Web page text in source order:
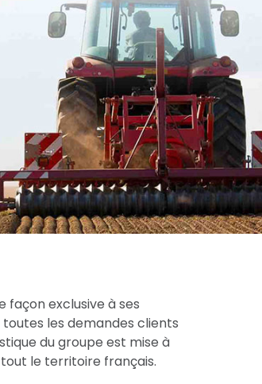
façon exclusive à ses
les demandes clients
du groupe est mise à
le territoire français.